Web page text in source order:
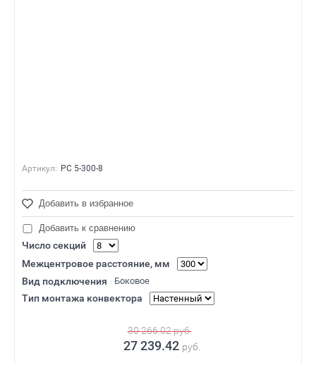
Артикул: РС 5-300-8
Добавить в избранное
Добавить к сравнению
Число секций
Межцентровое расстояние, мм
Вид подключения
Боковое
Тип монтажа конвектора
30 266.02руб.
27 239.42 руб.